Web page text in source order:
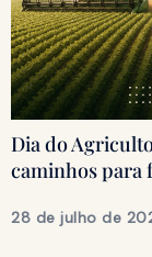
Dia do
caminhos para
28 de julho de